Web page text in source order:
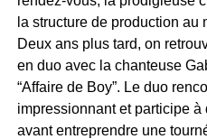
la structure de production au
Deux ans plus tard, on
en duo avec la chanteuse
“Affaire de Boy”. Le duo
impressionnant et participe
avant entreprendre une